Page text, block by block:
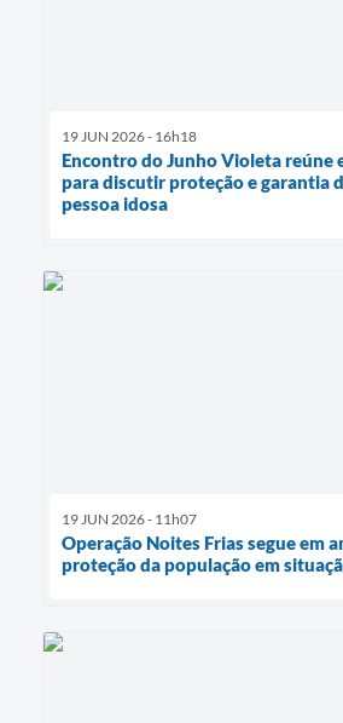
19 JUN 2026 - 16h18
Encontro do Junho Violeta reúne
para discutir proteção e garantia
pessoa idosa
19 JUN 2026 - 11h07
Operação Noites Frias segue em
proteção da população em